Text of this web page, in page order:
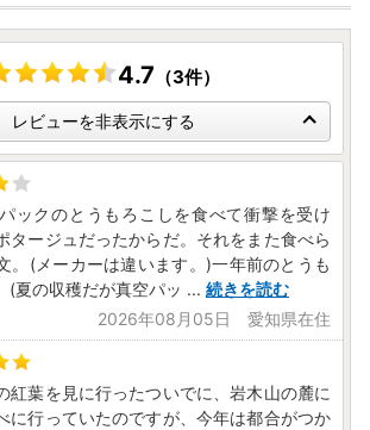
書/ワンストップ特例申請書類の送付につ
・ワンストップ特例申請書（希望された方
市より普通郵便にて発送いたします。
書等とお礼の品については、別送となりま
は税控除に関わる公的な重要書類となり
ませんよう、大切に保管ください。
届けまでに1～2週間程度かかる場合があ
数いただいた場合など、書類の発送にお時
ございます。
請をご希望の方へ】
4.7 （3件）
レビューを非表示にする
ックのとうもろこしを食べて衝撃を受け
タージュだったからだ。それをまた食べら
。(メーカーは違います。)一年前のとうも
(夏の収穫だが真空パッ ... 続きを読む
2026年08月05日 愛知県在住
紅葉を見に行ったついでに、岩木山の麓に
に行っていたのですが、今年は都合がつか